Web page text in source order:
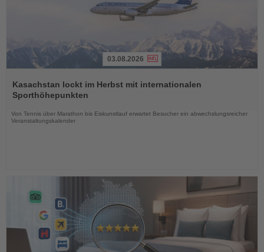
Sie
die
Nachrichten
03.08.2026
Kasachstan lockt im Herbst mit internationalen
Sporthöhepunkten
Von Tennis über Marathon bis Eiskunstlauf erwartet Besucher ein abwechslungsreicher
Veranstaltungskalender